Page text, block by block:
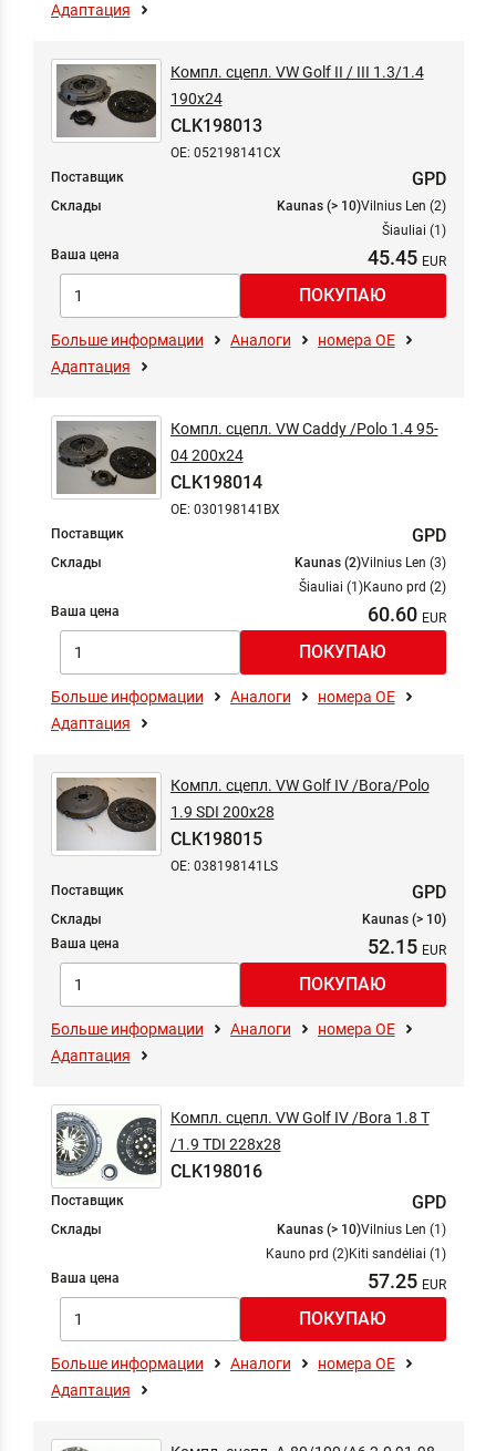
Адаптация
Компл. сцепл. VW Golf II / III 1.3/1.4
190x24
CLK198013
OE: 052198141CX
Поставщик
GPD
Склады Kaunas (> 10)Vilnius Len (2)
Šiauliai (1)
Ваша цена
45.45
Больше информации Аналоги
номера ОЕ
Адаптация
Компл. сцепл. VW Caddy /Polo 1.4 95-
04 200x24
CLK198014
OE: 030198141BX
Поставщик
GPD
Склады Kaunas (2)Vilnius Len (3)
Šiauliai (1)Kauno prd (2)
Ваша цена
60.60
Больше информации Аналоги
номера ОЕ
Адаптация
Компл. сцепл. VW Golf IV /Bora/Polo
1.9 SDI 200x28
CLK198015
OE: 038198141LS
Поставщик
GPD
Склады
Kaunas (> 10)
Ваша цена
52.15
Больше информации Аналоги
номера ОЕ
Адаптация
Компл. сцепл. VW Golf IV /Bora 1.8 T
/1.9 TDI 228x28
CLK198016
Поставщик GPD
Склады Kaunas (> 10)Vilnius Len (1)
Kauno prd (2)Kiti sandėliai (1)
Ваша цена
57.25
Больше информации Аналоги
номера ОЕ
Адаптация